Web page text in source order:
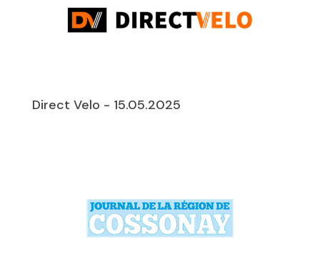
Direct Velo - 15.05.2025